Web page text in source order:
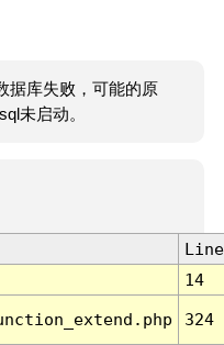
据库失败，可能的原
未启动。
Line
14
324